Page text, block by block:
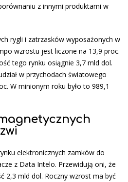
z innymi produktami w
rygli i zatrzasków wyposażonych w
wzrostu jest liczone na 13,9 proc.
tego rynku osiągnie 3,7 mld dol.
w przychodach światowego
W minionym roku było to 989,1
elektronicznych zamków do
z Data Intelo. Przewidują oni, że
2,3 mld dol. Roczny wzrost ma być